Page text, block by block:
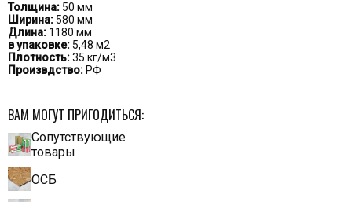
Толщина: 50 мм
Ширина: 580 мм
Длина: 1180 мм
в упаковке: 5,48 м2
Плотность:35 кг/м3
Произвдство: РФ
ВАМ МОГУТ ПРИГОДИТЬСЯ:
Сопутствующие
товары
ОСБ